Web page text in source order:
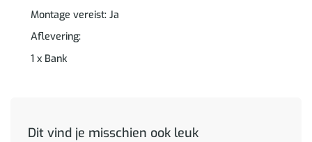
Montage vereist: Ja
Aflevering:
1 x Bank
Dit vind je misschien ook leuk